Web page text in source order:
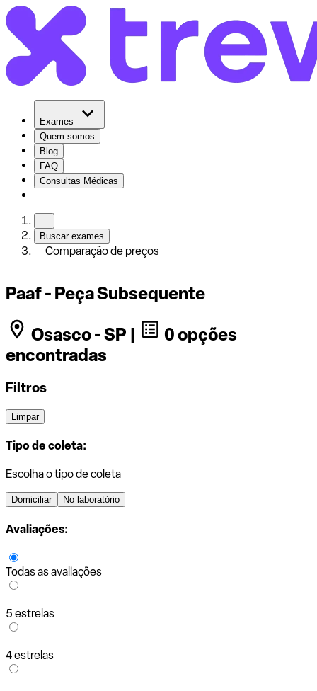
Exames
Quem somos
Blog
FAQ
Consultas Médicas
Buscar exames
Comparação de preços
Paaf - Peça Subsequente
Osasco - SP |
0 opções
encontradas
Filtros
Limpar
Tipo de coleta:
Escolha o tipo de coleta
Domiciliar No laboratório
Avaliações:
Todas as avaliações
5 estrelas
4 estrelas